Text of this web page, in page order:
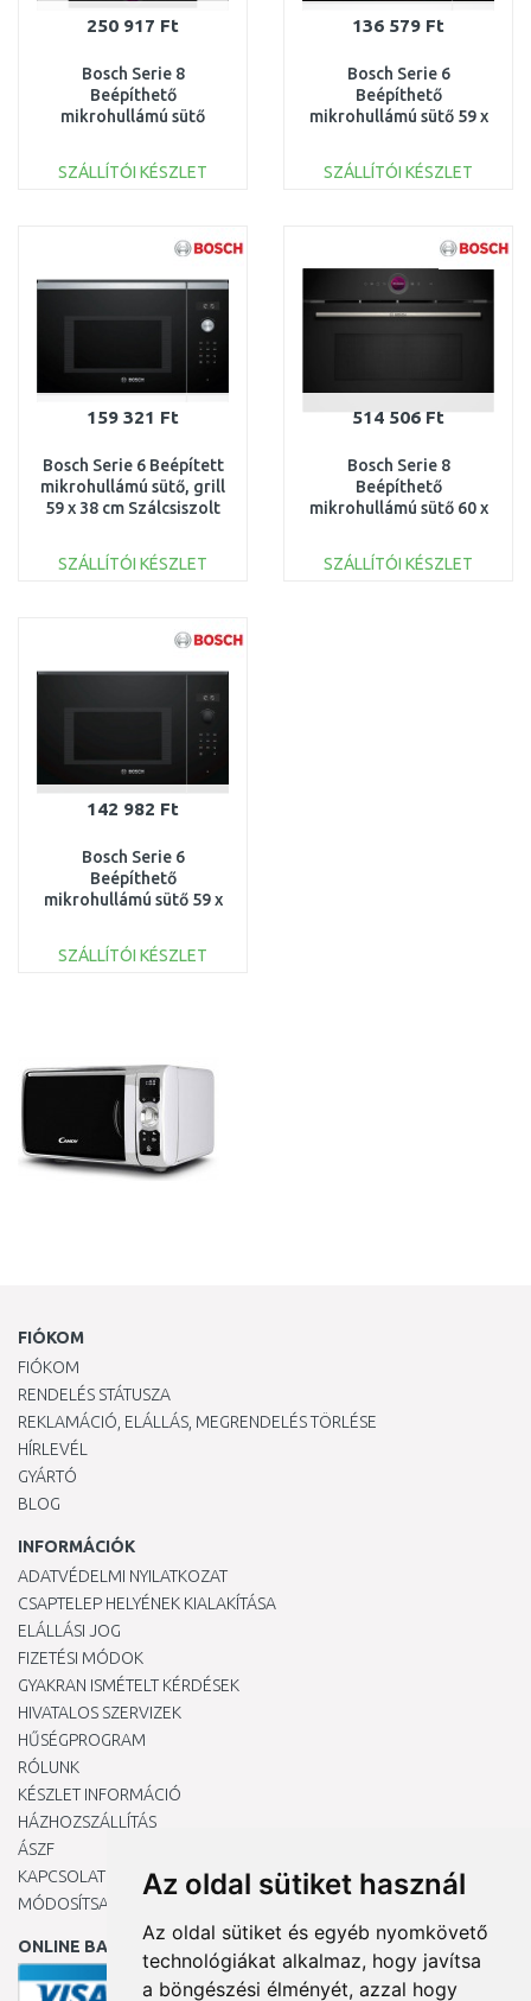
Az oldal sütiket használ
Az oldal sütiket és egyéb nyomkövető
technológiákat alkalmaz, hogy javítsa
a böngészési élményét, azzal hogy
250 917 Ft
Bosch Serie 8
Beépíthető
mikrohullámú sütő
SZÁLLÍTÓI KÉSZLET
Összehasonlítás
136 579 Ft
Bosch Serie 6
Beépíthető
mikrohullámú sütő 59 x
BFL554MS0
SZÁLLÍTÓI KÉSZLET
Összehasonlítás
159 321 Ft
Bosch Serie 6 Beépített
mikrohullámú sütő, grill
59 x 38 cm Szálcsiszolt
SZÁLLÍTÓI KÉSZLET
Összehasonlítás
514 506 Ft
Bosch Serie 8
Beépíthető
mikrohullámú sütő 60 x
CEG732XB1
SZÁLLÍTÓI KÉSZLET
142 982 Ft
Bosch Serie 6
Beépíthető
mikrohullámú sütő 59 x
BFL554MB0
SZÁLLÍTÓI KÉSZLET
FIÓKOM
FIÓKOM
RENDELÉS STÁTUSZA
REKLAMÁCIÓ, ELÁLLÁS, MEGRENDELÉS TÖRLÉSE
HÍRLEVÉL
GYÁRTÓ
BLOG
INFORMÁCIÓK
ADATVÉDELMI NYILATKOZAT
CSAPTELEP HELYÉNEK KIALAKÍTÁSA
ELÁLLÁSI JOG
FIZETÉSI MÓDOK
GYAKRAN ISMÉTELT KÉRDÉSEK
HIVATALOS SZERVIZEK
HŰSÉGPROGRAM
RÓLUNK
KÉSZLET INFORMÁCIÓ
HÁZHOZSZÁLLÍTÁS
ÁSZF
KAPCSOLAT
MÓDOSÍTSA A COOKIE-BEÁLLÍTÁSAIMAT
ONLINE BANKKÁRTYÁVAL